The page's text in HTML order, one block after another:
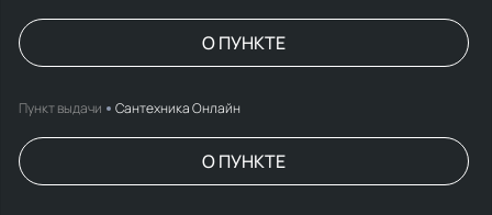
О ПУНКТЕ
Пункт выдачи Сантехника Онлайн
О ПУНКТЕ